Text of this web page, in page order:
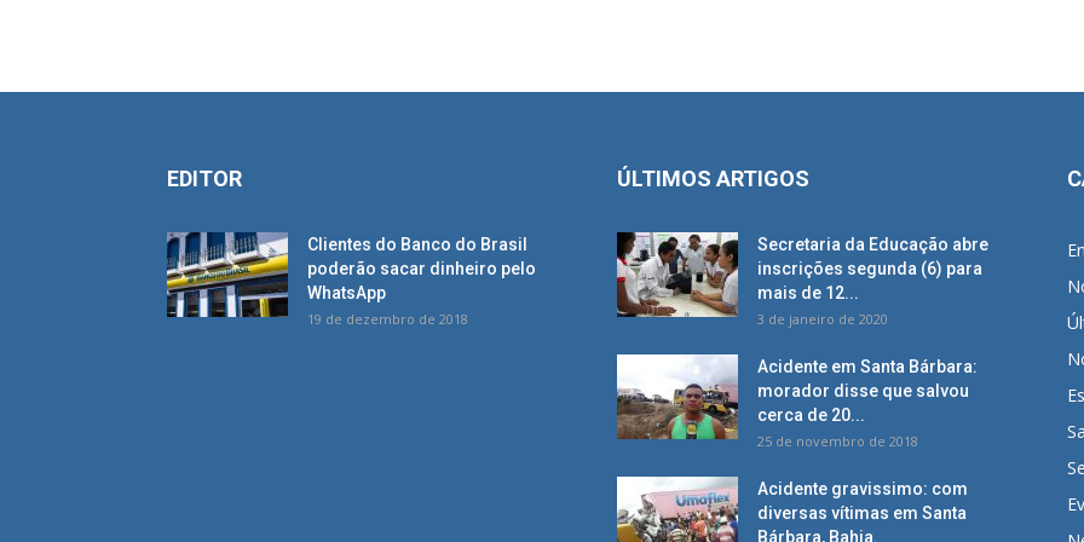
EDITOR
Clientes do Banco do Brasil
poderão sacar dinheiro pelo
WhatsApp
19 de dezembro de 2018
ÚLTIMOS ARTIGOS
Secretaria da Educação abre
inscrições segunda (6) para
mais de 12...
3 de janeiro de 2020
Acidente em Santa Bárbara:
morador disse que salvou
cerca de 20...
25 de novembro de 2018
Acidente gravissimo: com
diversas vítimas em Santa
Bárbara, Bahia.